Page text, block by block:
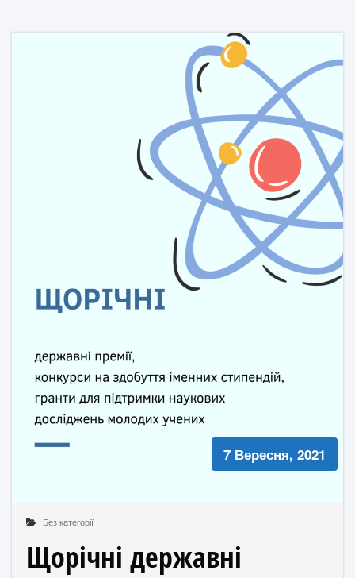
7 Вересня, 2021
Без категорії
Щорічні державні